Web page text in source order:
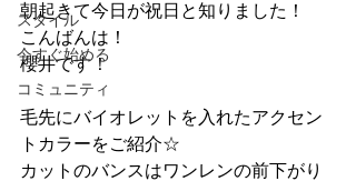
スタイル
今すぐ始める
コミュニティ
朝起きて今日が祝日と知りました！
こんばんは！
櫻井です！
毛先にバイオレットを入れたアクセン
トカラーをご紹介☆
カットのバンスはワンレンの前下がり